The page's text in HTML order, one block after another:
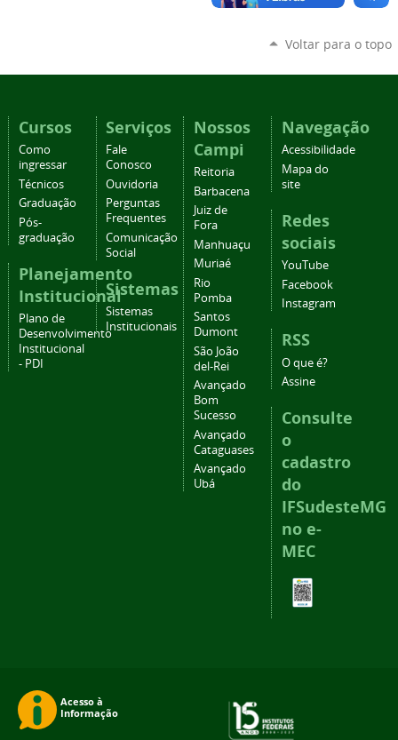
Voltar para o topo
Cursos
Como
ingressar
Técnicos
Graduação
Pós-
graduação
Planejamento
Institucional
Plano de
Desenvolvimento
Institucional
- PDI
Serviços
Fale
Conosco
Ouvidoria
Perguntas
Frequentes
Comunicação
Social
Sistemas
Sistemas
Institucionais
Nossos
Campi
Reitoria
Barbacena
Juiz de
Fora
Manhuaçu
Muriaé
Rio
Pomba
Santos
Dumont
São João
del-Rei
Avançado
Bom
Sucesso
Avançado
Cataguases
Avançado
Ubá
Navegação
Acessibilidade
Mapa do
site
Redes
sociais
YouTube
Facebook
Instagram
RSS
O que é?
Assine
Consulte
o
cadastro
do
IFSudesteMG
no e-
MEC